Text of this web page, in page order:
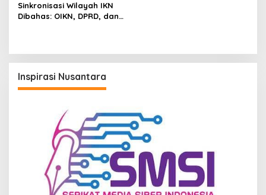
Sinkronisasi Wilayah IKN
Dibahas: OIKN, DPRD, dan
Inspirasi Nusantara